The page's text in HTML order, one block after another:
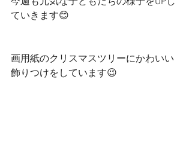
ていきます😊
画用紙のクリスマスツリーにかわいい
飾りつけをしています😉